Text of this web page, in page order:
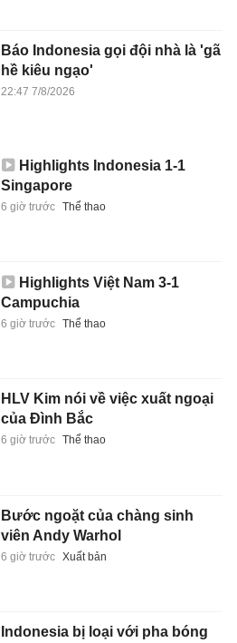
Báo Indonesia gọi đội nhà là 'gã
hề kiêu ngạo'
22:47 7/8/2026
Highlights Indonesia 1-1
Singapore
6 giờ trước Thể thao
Highlights Việt Nam 3-1
Campuchia
6 giờ trước Thể thao
HLV Kim nói về việc xuất ngoại
của Đình Bắc
6 giờ trước Thể thao
Bước ngoặt của chàng sinh
viên Andy Warhol
6 giờ trước Xuất bản
Indonesia bị loại với pha bóng